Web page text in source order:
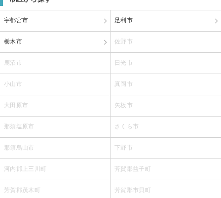
宇都宮市 足利市
栃木市 佐野市
鹿沼市 日光市
小山市 真岡市
大田原市 矢板市
那須塩原市 さくら市
那須烏山市 下野市
河内郡上三川町 芳賀郡益子町
芳賀郡茂木町 芳賀郡市貝町